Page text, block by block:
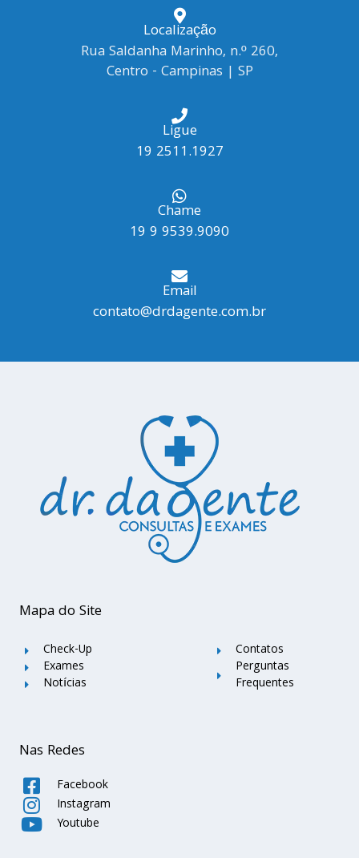
Localização
Rua Saldanha Marinho, n.º 260,
Centro - Campinas | SP
Ligue
19 2511.1927
Chame
19 9 9539.9090
Email
contato@drdagente.com.br
Mapa do Site
Check-Up
Exames
Notícias
Contatos
Perguntas
Frequentes
Nas Redes
Facebook
Instagram
Youtube